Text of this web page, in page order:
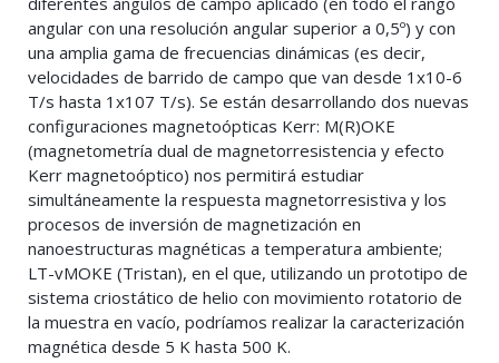
angular con una resolución angular superior a 0,5º) y con
una amplia gama de frecuencias dinámicas (es decir,
velocidades de barrido de campo que van desde 1x10-6
T/s hasta 1x107 T/s). Se están desarrollando dos nuevas
configuraciones magnetoópticas Kerr: M(R)OKE
(magnetometría dual de magnetorresistencia y efecto
Kerr magnetoóptico) nos permitirá estudiar
simultáneamente la respuesta magnetorresistiva y los
procesos de inversión de magnetización en
nanoestructuras magnéticas a temperatura ambiente;
LT-vMOKE (Tristan), en el que, utilizando un prototipo de
sistema criostático de helio con movimiento rotatorio de
la muestra en vacío, podríamos realizar la caracterización
magnética desde 5 K hasta 500 K.